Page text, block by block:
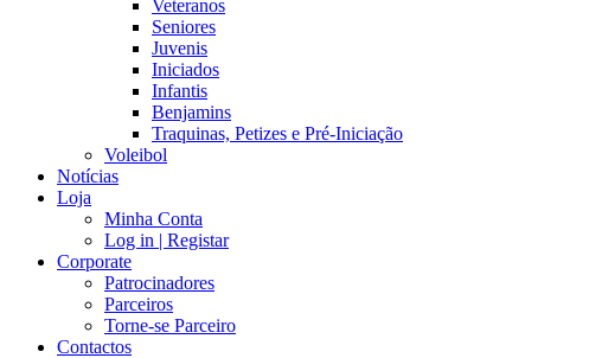
Veteranos
Seniores
Juvenis
Iniciados
Infantis
Benjamins
Traquinas, Petizes e Pré-Iniciação
Voleibol
Notícias
Loja
Minha Conta
Log in | Registar
Corporate
Patrocinadores
Parceiros
Torne-se Parceiro
Contactos